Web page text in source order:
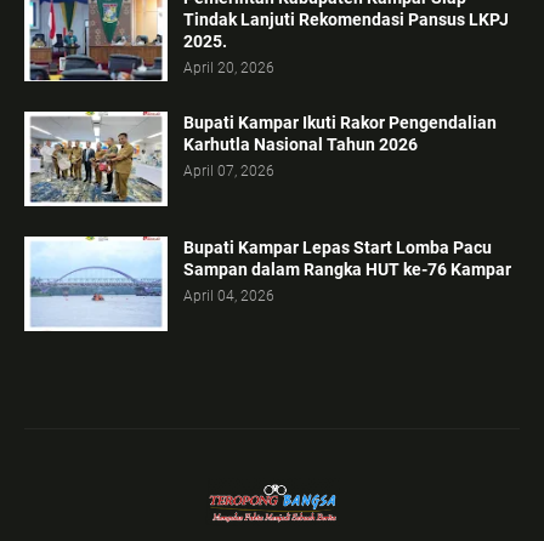
Tindak Lanjuti Rekomendasi Pansus LKPJ
2025.
April 20, 2026
Bupati Kampar Ikuti Rakor Pengendalian
Karhutla Nasional Tahun 2026
April 07, 2026
Bupati Kampar Lepas Start Lomba Pacu
Sampan dalam Rangka HUT ke-76 Kampar
April 04, 2026